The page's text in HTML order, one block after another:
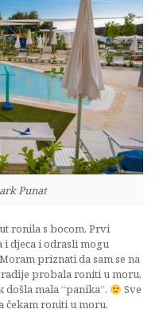
Punat
ronila s bocom. Prvi
i djeca i odrasli mogu
priznati da sam se na
probala roniti u moru,
došla mala “panika”.
Sve
čekam roniti u moru.